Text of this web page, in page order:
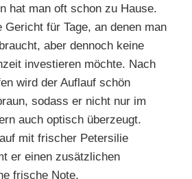
hat man oft schon zu Hause.
für Tage, an denen man
aber dennoch keine
investieren möchte. Nach
wird der Auflauf schön
sodass er nicht nur im
auch optisch überzeugt.
mit frischer Petersilie
er einen zusätzlichen
frische Note.